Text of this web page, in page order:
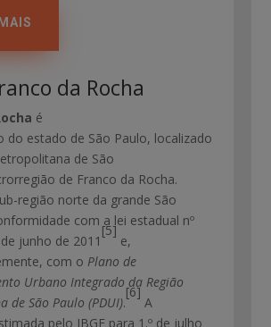
da Rocha
é
do estado de São Paulo, localizado
de São
de Franco da Rocha.
região norte da grande São
com a lei estadual nº
junho de 2011
[5]
e,
com o Plano de
Urbano Integrado da Região
de São Paulo (PDUI).
[6]
A
pelo IBGE para 1.º de julho